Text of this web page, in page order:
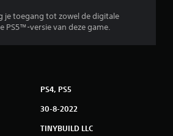
je toegang tot zowel de digitale
PS5™-versie van deze game.
PS4, PS5
30-8-2022
TINYBUILD LLC